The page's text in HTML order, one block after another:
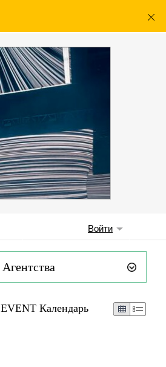
Войти
Агентства
EVENT Календарь